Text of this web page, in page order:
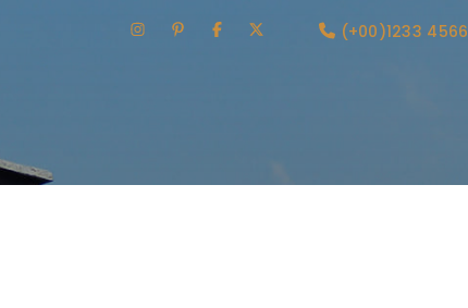
(+00)1233 4566